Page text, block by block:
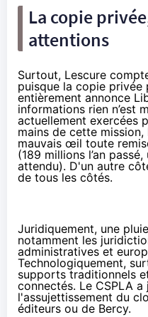
La copie
attentions
Surtout, Lescure
puisque la copie privée
entièrement annonce
informations rien n’est
actuellement exercées
mains de cette
mauvais œil toute
(189 millions l’an
attendu). D'un autre
de tous les côtés.
Juridiquement, une
notamment les
administratives et
Technologiquement,
supports traditionnels
connectés. Le CSPLA
l'assujettissement du
éditeurs ou de Bercy.